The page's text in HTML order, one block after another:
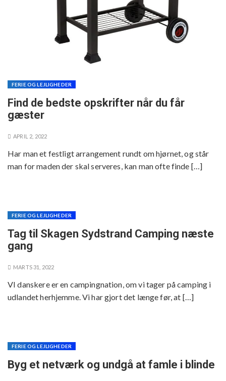
FERIE OG LEJLIGHEDER
Find de bedste opskrifter når du får
gæster
APRIL 2, 2022
Har man et festligt arrangement rundt om hjørnet, og står
man for maden der skal serveres, kan man ofte finde […]
FERIE OG LEJLIGHEDER
Tag til Skagen Sydstrand Camping næste
gang
MARTS 31, 2022
VI danskere er en campingnation, om vi tager på camping i
udlandet herhjemme. Vi har gjort det længe før, at […]
FERIE OG LEJLIGHEDER
Byg et netværk og undgå at famle i blinde